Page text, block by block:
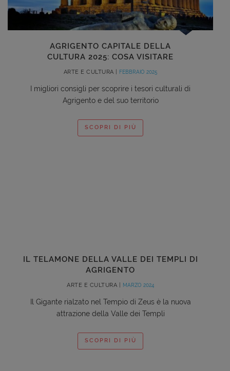
AGRIGENTO CAPITALE DELLA
CULTURA 2025: COSA VISITARE
ARTE E CULTURA | FEBBRAIO 2025
I migliori consigli per scoprire i tesori culturali di
Agrigento e del suo territorio
SCOPRI DI PIÙ
IL TELAMONE DELLA VALLE DEI TEMPLI DI
AGRIGENTO
ARTE E CULTURA | MARZO 2024
Il Gigante rialzato nel Tempio di Zeus è la nuova
attrazione della Valle dei Templi
SCOPRI DI PIÙ